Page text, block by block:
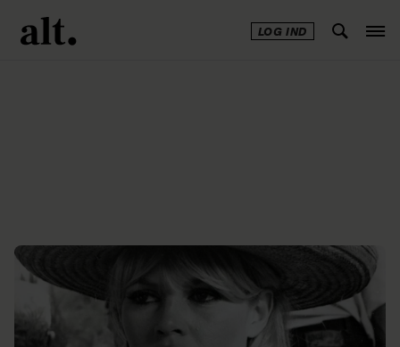
LOG IND